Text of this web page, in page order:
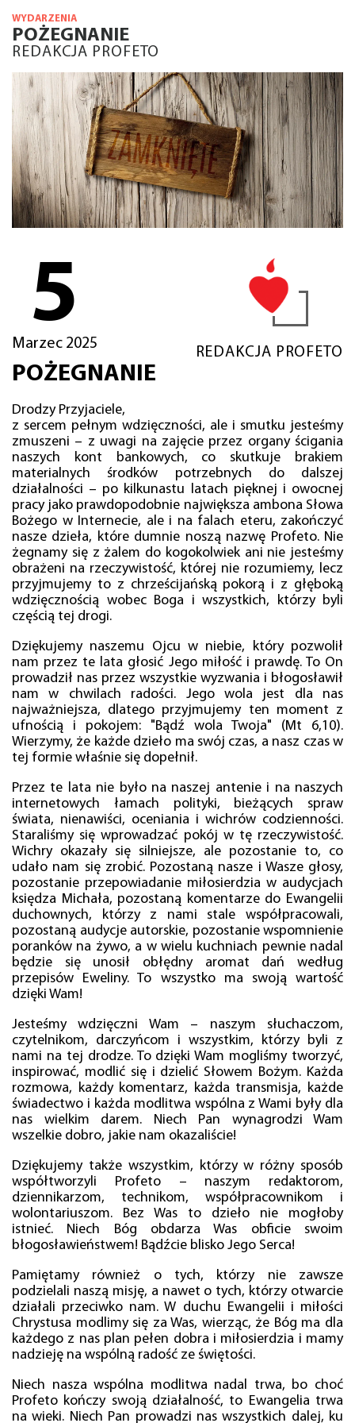
WYDARZENIA
POŻEGNANIE
REDAKCJA PROFETO
5
Marzec 2025
REDAKCJA PROFETO
POŻEGNANIE
Drodzy Przyjaciele,
z sercem pełnym wdzięczności, ale i smutku jesteśmy
zmuszeni – z uwagi na zajęcie przez organy ścigania
naszych kont bankowych, co skutkuje brakiem
materialnych środków potrzebnych do dalszej
działalności – po kilkunastu latach pięknej i owocnej
pracy jako prawdopodobnie największa ambona Słowa
Bożego w Internecie, ale i na falach eteru, zakończyć
nasze dzieła, które dumnie noszą nazwę Profeto. Nie
żegnamy się z żalem do kogokolwiek ani nie jesteśmy
obrażeni na rzeczywistość, której nie rozumiemy, lecz
przyjmujemy to z chrześcijańską pokorą i z głęboką
wdzięcznością wobec Boga i wszystkich, którzy byli
częścią tej drogi.
Dziękujemy naszemu Ojcu w niebie, który pozwolił
nam przez te lata głosić Jego miłość i prawdę. To On
prowadził nas przez wszystkie wyzwania i błogosławił
nam w chwilach radości. Jego wola jest dla nas
najważniejsza, dlatego przyjmujemy ten moment z
ufnością i pokojem: "Bądź wola Twoja" (Mt 6,10).
Wierzymy, że każde dzieło ma swój czas, a nasz czas w
tej formie właśnie się dopełnił.
Przez te lata nie było na naszej antenie i na naszych
internetowych łamach polityki, bieżących spraw
świata, nienawiści, oceniania i wichrów codzienności.
Staraliśmy się wprowadzać pokój w tę rzeczywistość.
Wichry okazały się silniejsze, ale pozostanie to, co
udało nam się zrobić. Pozostaną nasze i Wasze głosy,
pozostanie przepowiadanie miłosierdzia w audycjach
księdza Michała, pozostaną komentarze do Ewangelii
duchownych, którzy z nami stale współpracowali,
pozostaną audycje autorskie, pozostanie wspomnienie
poranków na żywo, a w wielu kuchniach pewnie nadal
będzie się unosił obłędny aromat dań według
przepisów Eweliny. To wszystko ma swoją wartość
dzięki Wam!
Jesteśmy wdzięczni Wam – naszym słuchaczom,
czytelnikom, darczyńcom i wszystkim, którzy byli z
nami na tej drodze. To dzięki Wam mogliśmy tworzyć,
inspirować, modlić się i dzielić Słowem Bożym. Każda
rozmowa, każdy komentarz, każda transmisja, każde
świadectwo i każda modlitwa wspólna z Wami były dla
nas wielkim darem. Niech Pan wynagrodzi Wam
wszelkie dobro, jakie nam okazaliście!
Dziękujemy także wszystkim, którzy w różny sposób
współtworzyli Profeto – naszym redaktorom,
dziennikarzom, technikom, współpracownikom i
wolontariuszom. Bez Was to dzieło nie mogłoby
istnieć. Niech Bóg obdarza Was obficie swoim
błogosławieństwem! Bądźcie blisko Jego Serca!
Pamiętamy również o tych, którzy nie zawsze
podzielali naszą misję, a nawet o tych, którzy otwarcie
działali przeciwko nam. W duchu Ewangelii i miłości
Chrystusa modlimy się za Was, wierząc, że Bóg ma dla
każdego z nas plan pełen dobra i miłosierdzia i mamy
nadzieję na wspólną radość ze świętości.
Niech nasza wspólna modlitwa nadal trwa, bo choć
Profeto kończy swoją działalność, to Ewangelia trwa
na wieki. Niech Pan prowadzi nas wszystkich dalej, ku